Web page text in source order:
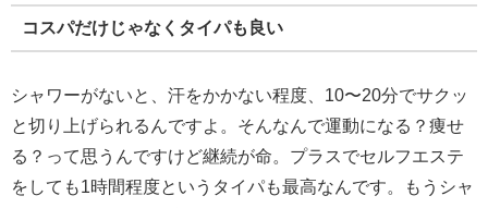
コスパだけじゃなくタイパも良い
シャワーがないと、汗をかかない程度、10〜20分でサクッ
と切り上げられるんですよ。そんなんで運動になる？痩せ
る？って思うんですけど継続が命。プラスでセルフエステ
をしても1時間程度というタイパも最高なんです。もうシャ